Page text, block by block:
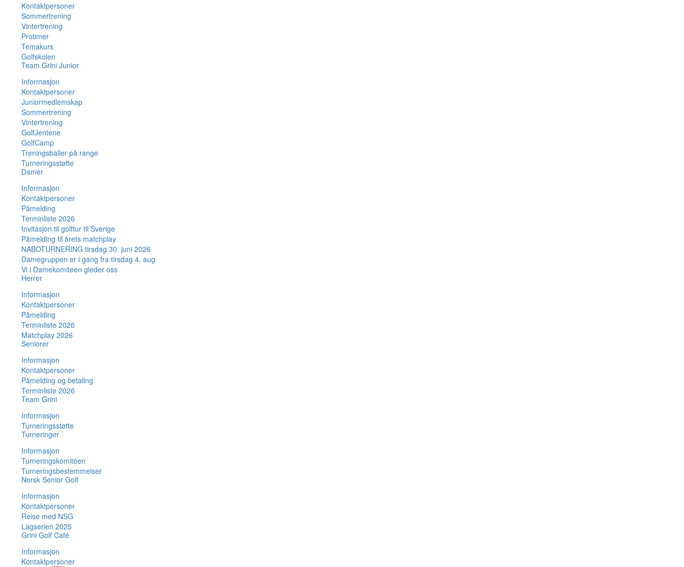
Kontaktpersoner
Sommertrening
Vintertrening
Protimer
Temakurs
Golfskolen
Team Grini Junior
Informasjon
Kontaktpersoner
Juniormedlemskap
Sommertrening
Vintertrening
GolfJentene
GolfCamp
Treningsballer på range
Turneringsstøtte
Damer
Informasjon
Kontaktpersoner
Påmelding
Terminliste 2026
Invitasjon til golftur til Sverige
Påmelding til årets matchplay
NABOTURNERING tirsdag 30. juni 2026
Damegruppen er i gang fra tirsdag 4. aug
Vi i Damekomiteen gleder oss
Herrer
Informasjon
Kontaktpersoner
Påmelding
Terminliste 2026
Matchplay 2026
Seniorer
Informasjon
Kontaktpersoner
Påmelding og betaling
Terminliste 2026
Team Grini
Informasjon
Turneringsstøtte
Turneringer
Informasjon
Turneringskomitéen
Turneringsbestemmelser
Norsk Senior Golf
Informasjon
Kontaktpersoner
Reise med NSG
Lagserien 2025
Grini Golf Café
Informasjon
Kontaktpersoner